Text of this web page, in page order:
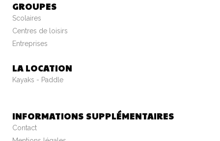
GROUPES
Scolaires
Centres de loisirs
Entreprises
LA LOCATION
Kayaks - Paddle
INFORMATIONS SUPPLÉMENTAIRES
Contact